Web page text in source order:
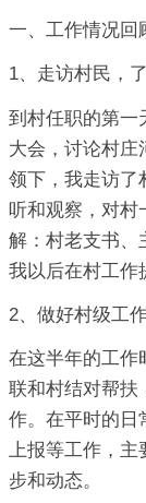
一、工作情况回
1、走访村民，
到村任职的第一
大会，讨论村庄
领下，我走访了
听和观察，对村
解：村老支书、
我以后在村工作
2、做好村级工
在这半年的工作
联和村结对帮扶
作。在平时的日
上报等工作，主
步和动态。